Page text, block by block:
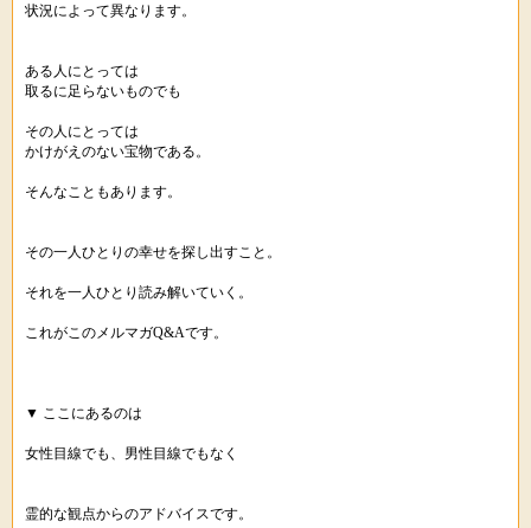
状況によって異なります。
ある人にとっては
取るに足らないものでも
その人にとっては
かけがえのない宝物である。
そんなこともあります。
その一人ひとりの幸せを探し出すこと。
それを一人ひとり読み解いていく。
これがこのメルマガQ&Aです。
▼ ここにあるのは
女性目線でも、男性目線でもなく
霊的な観点からのアドバイスです。